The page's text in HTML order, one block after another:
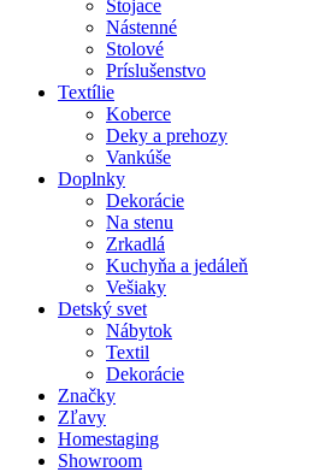
Stojace
Nástenné
Stolové
Príslušenstvo
Textílie
Koberce
Deky a prehozy
Vankúše
Doplnky
Dekorácie
Na stenu
Zrkadlá
Kuchyňa a jedáleň
Vešiaky
Detský svet
Nábytok
Textil
Dekorácie
Značky
Zľavy
Homestaging
Showroom